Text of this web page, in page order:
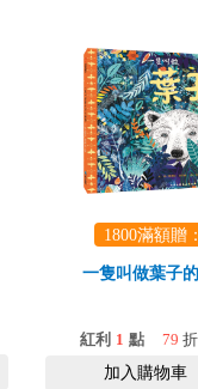
一隻叫做葉子
紅利 1 點 79 折
加入購物車